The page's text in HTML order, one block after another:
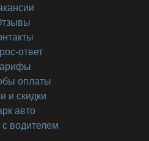
ответ
оплаты
и скидки
авто
водителем